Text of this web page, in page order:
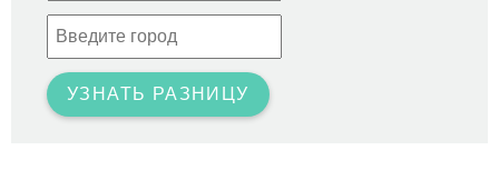
УЗНАТЬ РАЗНИЦУ